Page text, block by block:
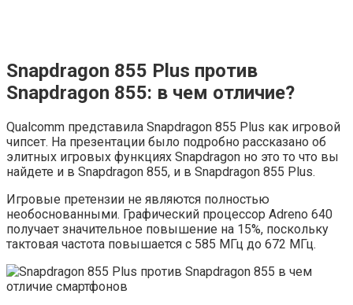
Snapdragon 855 Plus против
Snapdragon 855: в чем отличие?
Qualcomm представила Snapdragon 855 Plus как игровой
чипсет. На презентации было подробно рассказано об
элитных игровых функциях Snapdragon но это то что вы
найдете и в Snapdragon 855, и в Snapdragon 855 Plus.
Игровые претензии не являются полностью
необоснованными. Графический процессор Adreno 640
получает значительное повышение на 15%, поскольку
тактовая частота повышается с 585 МГц до 672 МГц.